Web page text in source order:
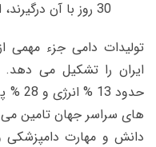
30 روز با آن درگیرند، انواع پنومونی است.
تولیدات دامی جزء مهمی
ایران را تشکیل می
های سراسر جهان تامین می
دانش و مهارت دامپزشکی